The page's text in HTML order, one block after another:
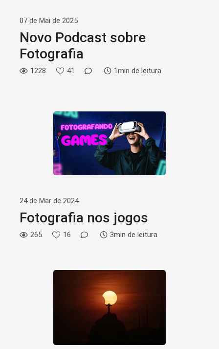
07 de Mai de 2025
Novo Podcast sobre
Fotografia
1228 41 1min de leitura
24 de Mar de 2024
Fotografia nos jogos
265 16 3min de leitura